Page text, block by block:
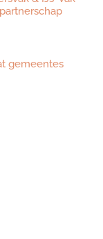
gemeentes